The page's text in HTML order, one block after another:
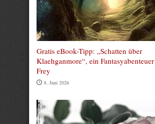
Gratis eBook-Tipp: „Schatten über
Klaehganmore“, ein
Frey
8. Juni 2026